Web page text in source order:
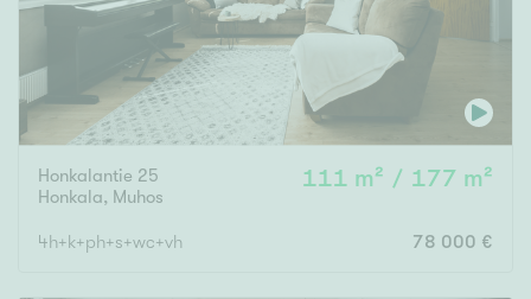
Honkalantie 25
Honkala, Muhos
111 m² / 177 m²
4h+k+ph+s+wc+vh 78 000 €